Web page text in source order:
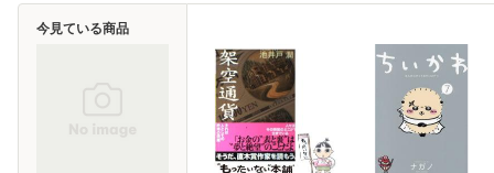
今見ている商品